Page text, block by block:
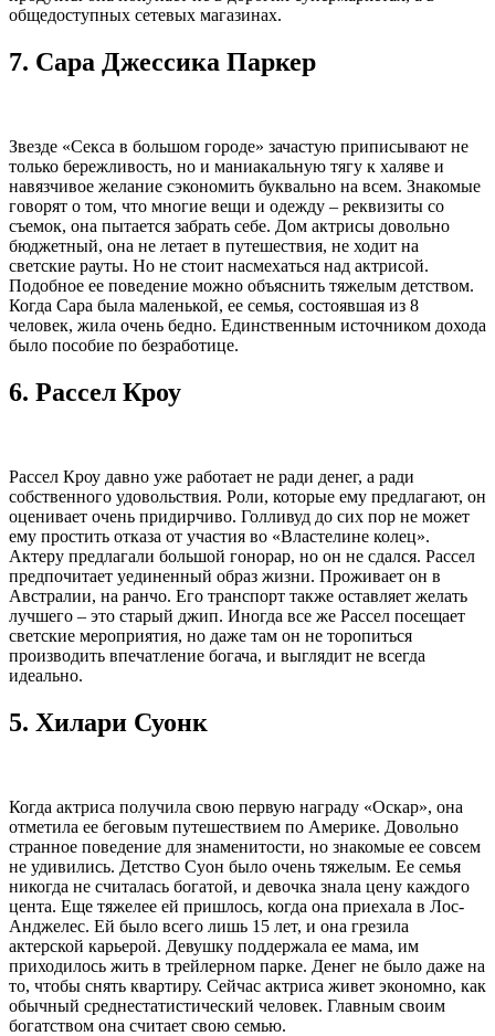
общедоступных сетевых магазинах.
7. Сара Джессика Паркер
Звезде «Секса в большом городе» зачастую приписывают не
только бережливость, но и маниакальную тягу к халяве и
навязчивое желание сэкономить буквально на всем. Знакомые
говорят о том, что многие вещи и одежду – реквизиты со
съемок, она пытается забрать себе. Дом актрисы довольно
бюджетный, она не летает в путешествия, не ходит на
светские рауты. Но не стоит насмехаться над актрисой.
Подобное ее поведение можно объяснить тяжелым детством.
Когда Сара была маленькой, ее семья, состоявшая из 8
человек, жила очень бедно. Единственным источником дохода
было пособие по безработице.
6. Рассел Кроу
Рассел Кроу давно уже работает не ради денег, а ради
собственного удовольствия. Роли, которые ему предлагают, он
оценивает очень придирчиво. Голливуд до сих пор не может
ему простить отказа от участия во «Властелине колец».
Актеру предлагали большой гонорар, но он не сдался. Рассел
предпочитает уединенный образ жизни. Проживает он в
Австралии, на ранчо. Его транспорт также оставляет желать
лучшего – это старый джип. Иногда все же Рассел посещает
светские мероприятия, но даже там он не торопиться
производить впечатление богача, и выглядит не всегда
идеально.
5. Хилари Суонк
Когда актриса получила свою первую награду «Оскар», она
отметила ее беговым путешествием по Америке. Довольно
странное поведение для знаменитости, но знакомые ее совсем
не удивились. Детство Суон было очень тяжелым. Ее семья
никогда не считалась богатой, и девочка знала цену каждого
цента. Еще тяжелее ей пришлось, когда она приехала в Лос-
Анджелес. Ей было всего лишь 15 лет, и она грезила
актерской карьерой. Девушку поддержала ее мама, им
приходилось жить в трейлерном парке. Денег не было даже на
то, чтобы снять квартиру. Сейчас актриса живет экономно, как
обычный среднестатистический человек. Главным своим
богатством она считает свою семью.